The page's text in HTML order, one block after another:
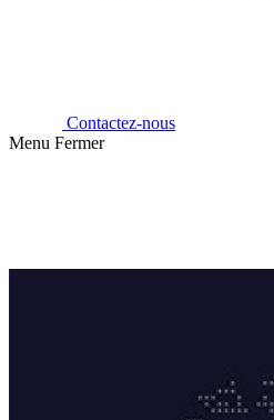
Contactez-nous
Menu Fermer